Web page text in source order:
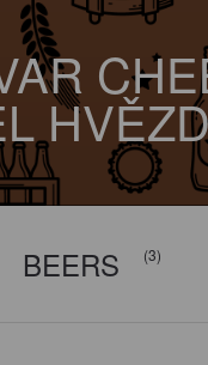
BEERS (3)